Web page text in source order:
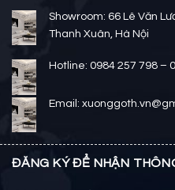
Showroom: 66 Lê Văn
Thanh Xuân, Hà Nội
Hotline: 0984 257 798 –
Email:
ĐĂNG KÝ ĐỂ NHẬN